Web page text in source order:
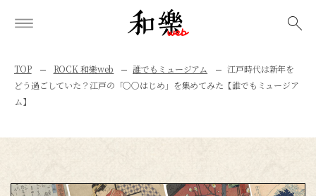
TOP ROCK 和樂web 誰でもミュージアム
江戸時代は新年を
どう過ごしていた？江戸の「〇〇はじめ」を集めてみた【誰でもミュージア
ム】